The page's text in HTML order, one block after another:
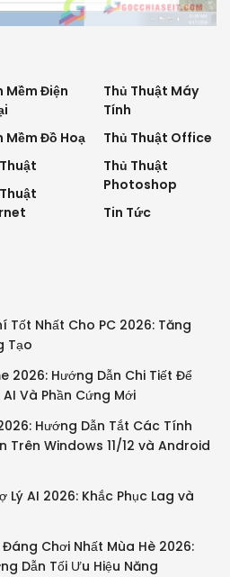
Mềm Điện
Mềm Đồ Hoạ
Thủ Thuật Máy
Tính
Thủ Thuật Office
Thủ Thuật
Photoshop
Tin Tức
Tốt Nhất Cho PC 2026: Tăng
Tạo
2026: Hướng Dẫn Chi Tiết Để
Và Phần Cứng Mới
Hướng Dẫn Tắt Các Tính
Trên Windows 11/12 và Android
Lý AI 2026: Khắc Phục Lag và
Chơi Nhất Mùa Hè 2026:
Dẫn Tối Ưu Hiệu Năng